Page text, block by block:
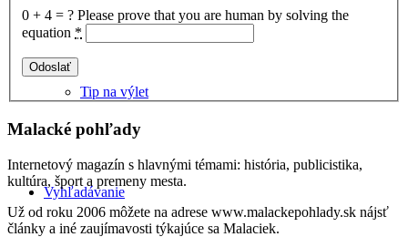
Tip na výlet
Vyhľadávanie
0 + 4 = ? Please prove that you are human by solving the
equation *
Malacké pohľady
Internetový magazín s hlavnými témami: história, publicistika,
kultúra, šport a premeny mesta.
Už od roku 2006 môžete na adrese www.malackepohlady.sk nájsť
články a iné zaujímavosti týkajúce sa Malaciek.